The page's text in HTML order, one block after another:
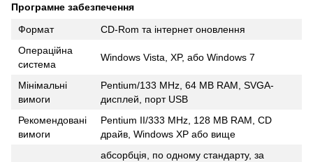
Програмне забезпечення
Формат
CD-Rom та інтернет оновлення
Операційна
система
Windows Vista, XP, або Windows 7
Мінімальні
вимоги
Pentium/133 MHz, 64 MB RAM, SVGA-
дисплей, порт USB
Рекомендовані
вимоги
Pentium II/333 MHz, 128 MB RAM, CD
драйв, Windows XP або вище
абсорбція, по одному стандарту, за